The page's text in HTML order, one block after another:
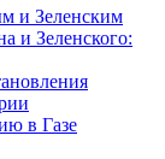
и Зеленским
и Зеленского:
в Газе